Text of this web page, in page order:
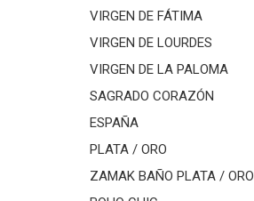
VIRGEN DE FÁTIMA
VIRGEN DE LOURDES
VIRGEN DE LA PALOMA
SAGRADO CORAZÓN
ESPAÑA
PLATA / ORO
ZAMAK BAÑO PLATA / ORO